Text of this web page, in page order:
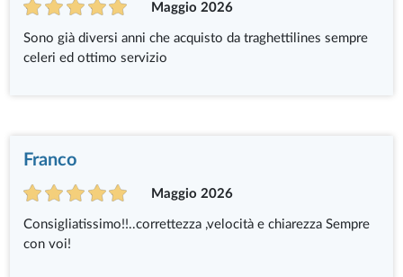
Maggio 2026
Sono già diversi anni che acquisto da traghettilines sempre
celeri ed ottimo servizio
Franco
Maggio 2026
Consigliatissimo!!..correttezza ,velocità e chiarezza Sempre
con voi!